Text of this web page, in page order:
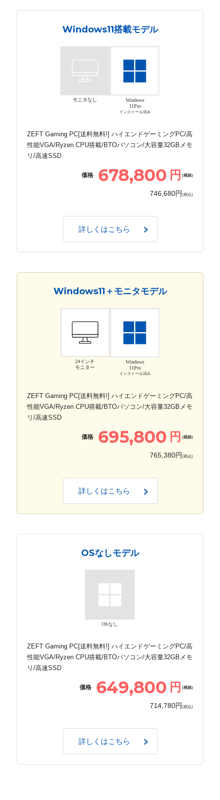
Windows11搭載モデル
モニタなし
Windows
11Pro
インストール済み
ZEFT Gaming PC[送料無料!] ハイエンドゲーミングPC/高
性能VGA/Ryzen CPU搭載/BTOパソコン/大容量32GBメモ
リ/高速SSD
価格 678,800 円 (税抜)
746,680円 (税込)
詳しくはこちら
Windows11＋モニタモデル
24インチ
モニター
Windows
11Pro
インストール済み
ZEFT Gaming PC[送料無料!] ハイエンドゲーミングPC/高
性能VGA/Ryzen CPU搭載/BTOパソコン/大容量32GBメモ
リ/高速SSD
価格 695,800 円 (税抜)
765,380円 (税込)
詳しくはこちら
OSなしモデル
OSなし
ZEFT Gaming PC[送料無料!] ハイエンドゲーミングPC/高
性能VGA/Ryzen CPU搭載/BTOパソコン/大容量32GBメモ
リ/高速SSD
価格 649,800 円 (税抜)
714,780円 (税込)
詳しくはこちら